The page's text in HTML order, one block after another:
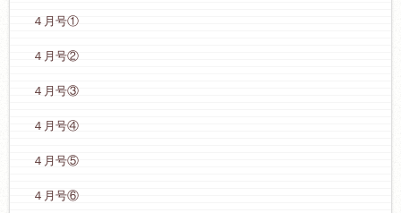
４月号①
４月号②
４月号③
４月号④
４月号⑤
４月号⑥